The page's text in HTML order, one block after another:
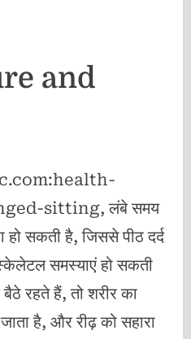
and
sitting, लंबे समय
सकती है, जिससे पीठ दर्द
समस्याएं हो सकती
रहते हैं, तो शरीर का
है, और रीढ़ को सहारा